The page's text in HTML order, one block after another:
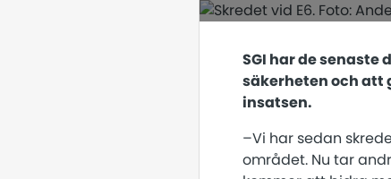
SGI har de
säkerheten och att
insatsen.
–Vi har sedan
området. Nu tar